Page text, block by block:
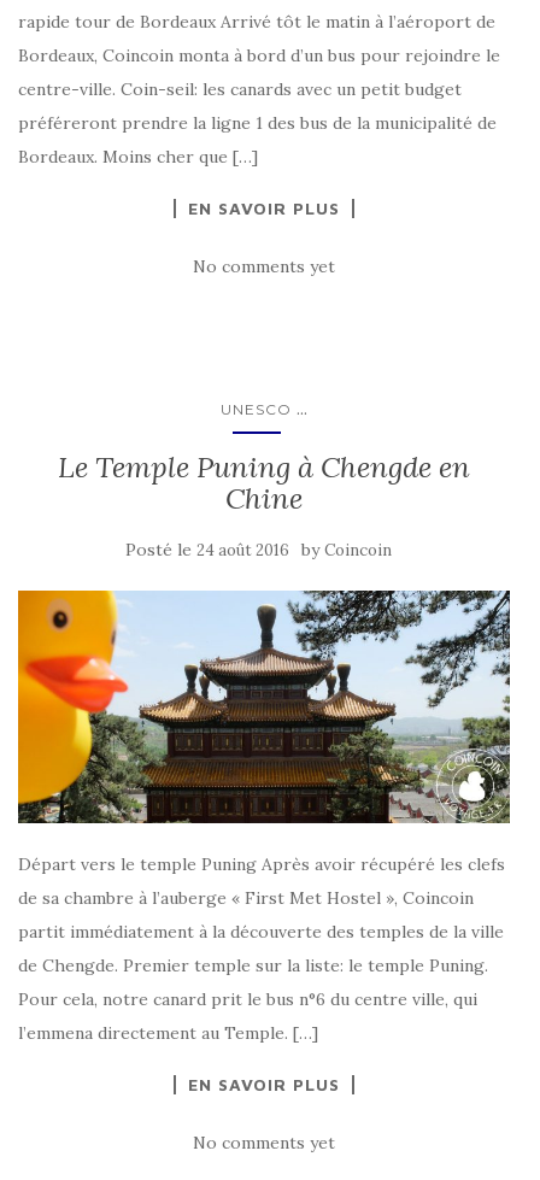
rapide tour de Bordeaux Arrivé tôt le matin à l’aéroport de
Bordeaux, Coincoin monta à bord d’un bus pour rejoindre le
centre-ville. Coin-seil: les canards avec un petit budget
préféreront prendre la ligne 1 des bus de la municipalité de
Bordeaux. Moins cher que […]
EN SAVOIR PLUS
No comments yet
UNESCO ...
Le Temple Puning à Chengde en
Chine
Posté le 24 août 2016 byCoincoin
Départ vers le temple Puning Après avoir récupéré les clefs
de sa chambre à l’auberge « First Met Hostel », Coincoin
partit immédiatement à la découverte des temples de la ville
de Chengde. Premier temple sur la liste: le temple Puning.
Pour cela, notre canard prit le bus n°6 du centre ville, qui
l’emmena directement au Temple. […]
EN SAVOIR PLUS
No comments yet